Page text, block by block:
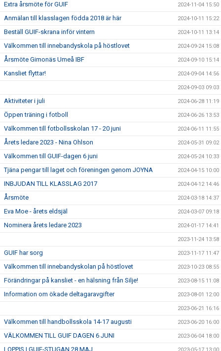
Extra årsmöte för GUIF 2024-11-04 15:50
Anmälan till klasslagen födda 2018 är här 2024-10-11 15:22
Beställ GUIF-skrana inför vintern 2024-10-11 13:14
Välkommen till innebandyskola på höstlovet 2024-09-24 15:08
Årsmöte Gimonäs Umeå IBF 2024-09-10 15:14
Kansliet flyttar! 2024-09-04 14:56
2024-09-03 09:03
Aktiviteter i juli 2024-06-28 11:19
Öppen träning i fotboll 2024-06-26 13:53
Välkommen till fotbollsskolan 17 - 20 juni 2024-06-11 11:55
Årets ledare 2023 - Nina Ohlson 2024-05-31 09:02
Välkommen till GUIF-dagen 6 juni 2024-05-24 10:33
Tjäna pengar till laget och föreningen genom JOYNA 2024-04-15 10:00
INBJUDAN TILL KLASSLAG 2017 2024-04-12 14:46
Årsmöte 2024-03-18 14:37
Eva Moe - årets eldsjäl 2024-03-07 09:18
Nominera årets ledare 2023 2024-01-17 14:41
2023-11-24 13:58
GUIF har sorg 2023-11-17 11:47
Välkommen till innebandyskolan på höstlovet 2023-10-23 08:55
Förändringar på kansliet - en hälsning från Silje! 2023-08-15 11:08
Information om ökade deltagaravgifter 2023-08-01 12:00
2023-06-21 16:16
Välkommen till handbollsskola 14-17 augusti 2023-06-20 16:00
VÄLKOMMEN TILL GUIF DAGEN 6 JUNI 2023-06-04 18:00
LOPPIS I GUIF-STUGAN 28 MAJ